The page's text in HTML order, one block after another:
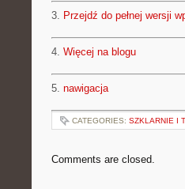
3. Przejdź do pełnej wersji
4. Więcej na blogu
5. nawigacja
CATEGORIES: SZKLARNIE I
Comments are closed.